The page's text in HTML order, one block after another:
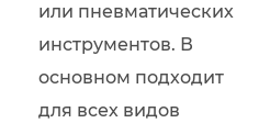
или пневматических
инструментов. В
основном подходит
для всех видов